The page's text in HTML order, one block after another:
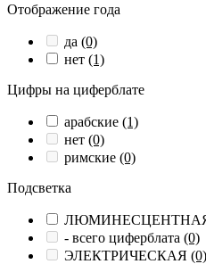
Отображение года
да (0)
нет (1)
Цифры на циферблате
арабские (1)
нет (0)
римские (0)
Подсветка
ЛЮМИНЕСЦЕНТНАЯ
- всего циферблата (0)
ЭЛЕКТРИЧЕСКАЯ (0)